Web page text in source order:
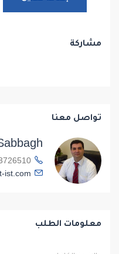
مشاركة
تواصل معنا
ist.com
معلومات الطلب